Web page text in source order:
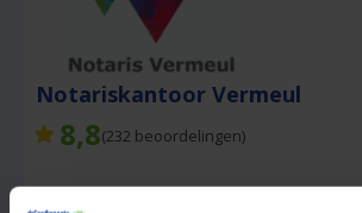
Notariskantoor Vermeul
8,8(232 beoordelingen)